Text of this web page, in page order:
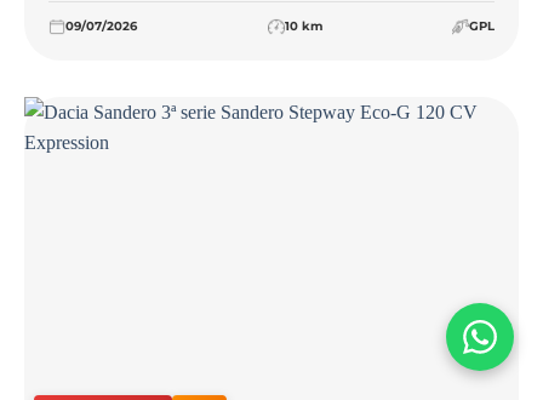
09/07/2026 10 km GPL